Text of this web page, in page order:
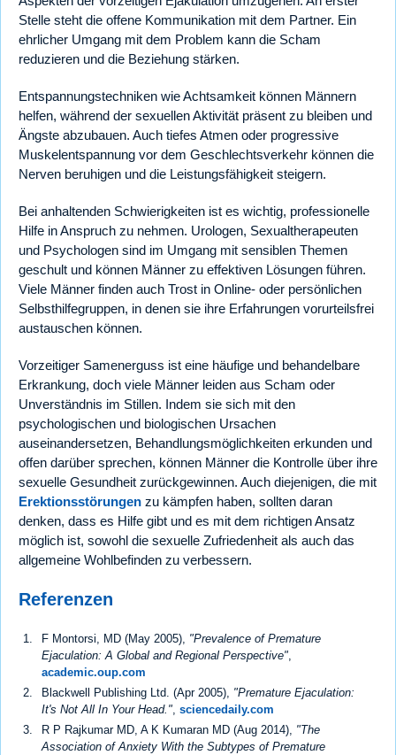
Stelle steht die offene Kommunikation mit dem Partner. Ein
ehrlicher Umgang mit dem Problem kann die Scham
reduzieren und die Beziehung stärken.
Entspannungstechniken wie Achtsamkeit können Männern
helfen, während der sexuellen Aktivität präsent zu bleiben und
Ängste abzubauen. Auch tiefes Atmen oder progressive
Muskelentspannung vor dem Geschlechtsverkehr können die
Nerven beruhigen und die Leistungsfähigkeit steigern.
Bei anhaltenden Schwierigkeiten ist es wichtig, professionelle
Hilfe in Anspruch zu nehmen. Urologen, Sexualtherapeuten
und Psychologen sind im Umgang mit sensiblen Themen
geschult und können Männer zu effektiven Lösungen führen.
Viele Männer finden auch Trost in Online- oder persönlichen
Selbsthilfegruppen, in denen sie ihre Erfahrungen vorurteilsfrei
austauschen können.
Vorzeitiger Samenerguss ist eine häufige und behandelbare
Erkrankung, doch viele Männer leiden aus Scham oder
Unverständnis im Stillen. Indem sie sich mit den
psychologischen und biologischen Ursachen
auseinandersetzen, Behandlungsmöglichkeiten erkunden und
offen darüber sprechen, können Männer die Kontrolle über ihre
sexuelle Gesundheit zurückgewinnen. Auch diejenigen, die mit
Erektionsstörungen zu kämpfen haben, sollten daran
denken, dass es Hilfe gibt und es mit dem richtigen Ansatz
möglich ist, sowohl die sexuelle Zufriedenheit als auch das
allgemeine Wohlbefinden zu verbessern.
Referenzen
F Montorsi, MD (May 2005), "Prevalence of Premature
Ejaculation: A Global and Regional Perspective",
academic.oup.com
Blackwell Publishing Ltd. (Apr 2005), "Premature Ejaculation:
It's Not All In Your Head.", sciencedaily.com
R P Rajkumar MD, A K Kumaran MD (Aug 2014), "The
Association of Anxiety With the Subtypes of Premature